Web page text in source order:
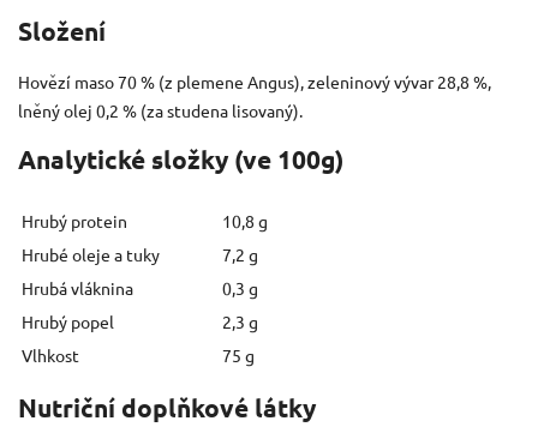
Složení
Hovězí maso 70 % (z plemene Angus), zeleninový vývar 28,8 %,
lněný olej 0,2 % (za studena lisovaný).
Analytické složky (ve 100g)
Hrubý protein
10,8 g
Hrubé oleje a tuky
7,2 g
Hrubá vláknina
0,3 g
Hrubý popel
2,3 g
Vlhkost
75 g
Nutriční doplňkové látky